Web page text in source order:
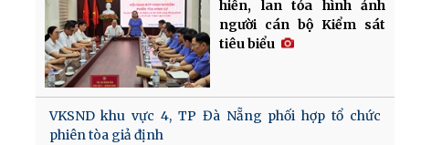
hiến, lan tỏa hình ảnh
người cán bộ Kiểm sát
tiêu biểu
VKSND khu vực 4, TP Đà Nẵng phối hợp tổ chức
phiên tòa giả định